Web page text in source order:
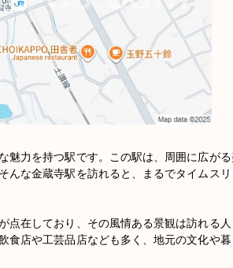
魅力を持つ駅です。この駅は、周囲に広が
んな金蔵寺駅を訪れると、まるでタイムス
点在しており、その風情ある景観は訪れる人
食店や工芸品店なども多く、地元の文化や